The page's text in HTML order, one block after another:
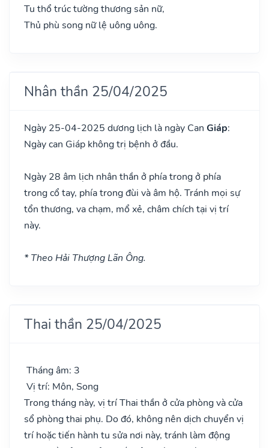
Tu thổ trúc tường thương sản nữ,
Thủ phù song nữ lệ uông uông.
Nhân thần 25/04/2025
Ngày 25-04-2025 dương lịch là ngày Can Giáp:
Ngày can Giáp không trị bệnh ở đầu.
Ngày 28 âm lịch nhân thần ở phía trong ở phía
trong cổ tay, phía trong đùi và âm hộ. Tránh mọi sự
tổn thương, va chạm, mổ xẻ, châm chích tại vị trí
này.
* Theo Hải Thượng Lãn Ông.
Thai thần 25/04/2025
Tháng âm: 3
Vị trí: Môn, Song
Trong tháng này, vị trí Thai thần ở cửa phòng và cửa
sổ phòng thai phụ. Do đó, không nên dịch chuyển vị
trí hoặc tiến hành tu sửa nơi này, tránh làm động